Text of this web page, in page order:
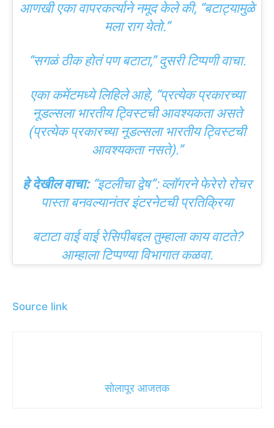
आणखी एका वापरकर्त्याने नमूद केले की, “बटाट्यामुळे
मला राग येतो.”
“सगळं ठीक होतं पण बटाटा,” दुसरी टिप्पणी वाचा.
एका कमेंटमध्ये लिहिले आहे, “प्रत्येक प्रकारच्या
नूडल्सला भारतीय ट्विस्टची आवश्यकता असते
(प्रत्येक प्रकारच्या नूडल्सला भारतीय ट्विस्टची
आवश्यकता नसते).”
हे देखील वाचा: “इटलीचा द्वेष”: व्लॉगरने फेरेरो रोचर
पास्ता बनवल्यानंतर इंटरनेटची प्रतिक्रिया
बटाटा वाई वाई रेसिपीबद्दल तुम्हाला काय वाटते?
आम्हाला टिप्पण्या विभागात कळवा.
Source link
सोलापूर आजतक